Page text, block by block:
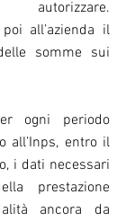
autorizzare.
all’azienda il
somme sui
ogni periodo
all’Inps, entro il
i dati necessari
prestazione
ancora da